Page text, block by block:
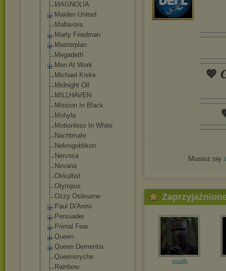
MAGNOLIA
Maiden United
Mallavora
Marty Friedman
Masterplan
Megadeth
Men At Work
Michael Kiske
Midnight Oil
MILLHAVEN
Mission In Black
Mohyla
Motionless In White
Nachtmahr
Nekrogoblikon
Nervosa
Nirvana
Okkultist
Olympus
Ozzy Osbourne
Paul Di'Anno
Persuader
Primal Fear
Queen
Queen Dementia
Queensryche
Rainbow
💖
Musisz się
stalik